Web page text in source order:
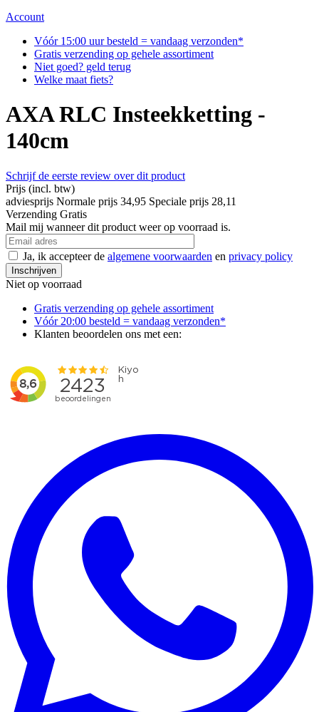
Account
Vóór 15:00 uur besteld = vandaag verzonden*
Gratis verzending op gehele assortiment
Niet goed? geld terug
Welke maat fiets?
AXA RLC Insteekketting -
140cm
Schrijf de eerste review over dit product
Prijs (incl. btw)
adviesprijs Normale prijs 34,95 Speciale prijs 28,11
Verzending Gratis
Mail mij wanneer dit product weer op voorraad is.
Ja, ik accepteer de algemene voorwaarden en privacy policy
Inschrijven
Niet op voorraad
Gratis verzending op gehele assortiment
Vóór 20:00 besteld = vandaag verzonden*
Klanten beoordelen ons met een: